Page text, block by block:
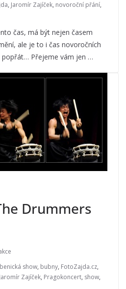
, Jaromír Zajíček, novoroční přání,
čas, má být nejen časem
ale je to i čas novoročních
popřát… Přejeme vám jen …
Drummers
show, bubny, FotoZajda.cz,
Jaromír Zajíček, Pragokoncert, show,